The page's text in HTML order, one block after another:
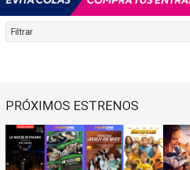
Filtrar
PRÓXIMOS ESTRENOS